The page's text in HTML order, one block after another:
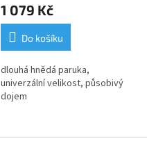
1 079 Kč
Do košíku
dlouhá hnědá paruka,
univerzální velikost, působivý
dojem